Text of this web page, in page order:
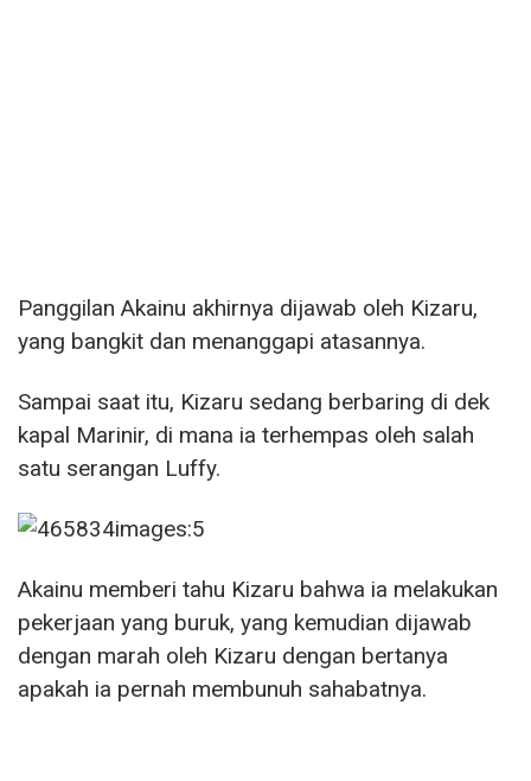
Panggilan Akainu akhirnya dijawab oleh Kizaru,
yang bangkit dan menanggapi atasannya.
Sampai saat itu, Kizaru sedang berbaring di dek
kapal Marinir, di mana ia terhempas oleh salah
satu serangan Luffy.
Akainu memberi tahu Kizaru bahwa ia melakukan
pekerjaan yang buruk, yang kemudian dijawab
dengan marah oleh Kizaru dengan bertanya
apakah ia pernah membunuh sahabatnya.